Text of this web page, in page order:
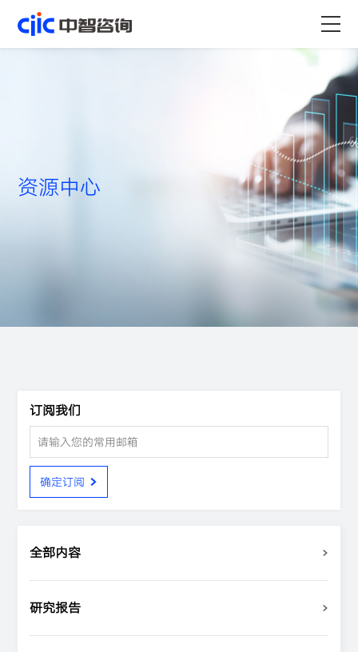
资源
资源中心
订阅我们
确定订阅
全部内容
研究报告